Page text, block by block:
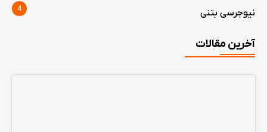
نیوجرسی بتنی 4
آخرین مقالات